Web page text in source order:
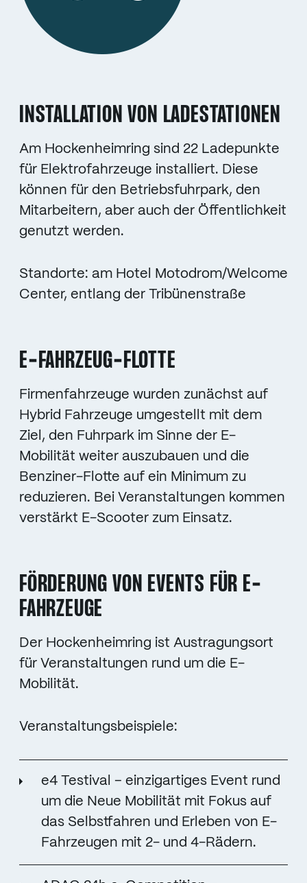
INSTALLATION VON LADESTATIONEN
Am Hockenheimring sind 22 Ladepunkte
für Elektrofahrzeuge installiert. Diese
können für den Betriebsfuhrpark, den
Mitarbeitern, aber auch der Öffentlichkeit
genutzt werden.
Standorte: am Hotel Motodrom/Welcome
Center, entlang der Tribünenstraße
E-FAHRZEUG-FLOTTE
Firmenfahrzeuge wurden zunächst auf
Hybrid Fahrzeuge umgestellt mit dem
Ziel, den Fuhrpark im Sinne der E-
Mobilität weiter auszubauen und die
Benziner-Flotte auf ein Minimum zu
reduzieren. Bei Veranstaltungen kommen
verstärkt E-Scooter zum Einsatz.
FÖRDERUNG VON EVENTS FÜR E-
FAHRZEUGE
Der Hockenheimring ist Austragungsort
für Veranstaltungen rund um die E-
Mobilität.
Veranstaltungsbeispiele:
e4 Testival – einzigartiges Event rund
um die Neue Mobilität mit Fokus auf
das Selbstfahren und Erleben von E-
Fahrzeugen mit 2- und 4-Rädern.